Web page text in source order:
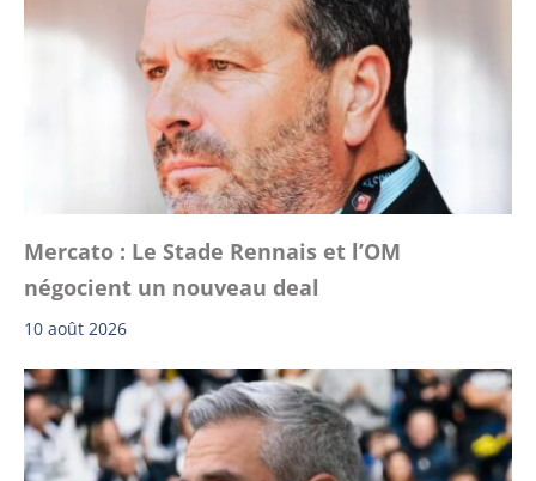
Mercato : Le Stade Rennais et l’OM
négocient un nouveau deal
10 août 2026